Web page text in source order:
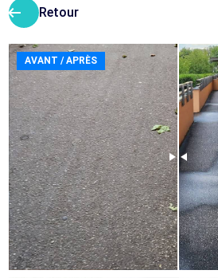
arrow_left_alt Retour
AVANT / APRÈS